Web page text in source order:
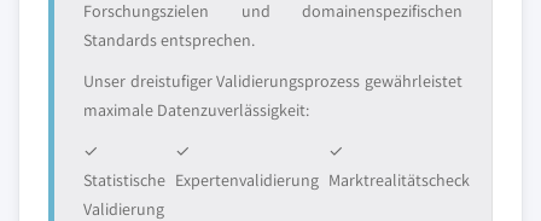
Forschungszielen und domainenspezifischen
Standards entsprechen.
Unser dreistufiger Validierungsprozess gewährleistet
maximale Datenzuverlässigkeit:
✓
Statistische
Validierung
✓
Expertenvalidierung
✓
Marktrealitätscheck